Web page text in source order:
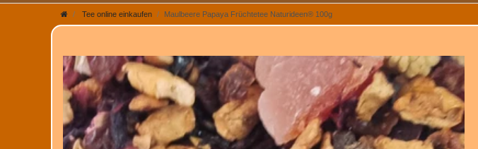
Tee online einkaufen Maulbeere Papaya Früchtetee Naturideen® 100g